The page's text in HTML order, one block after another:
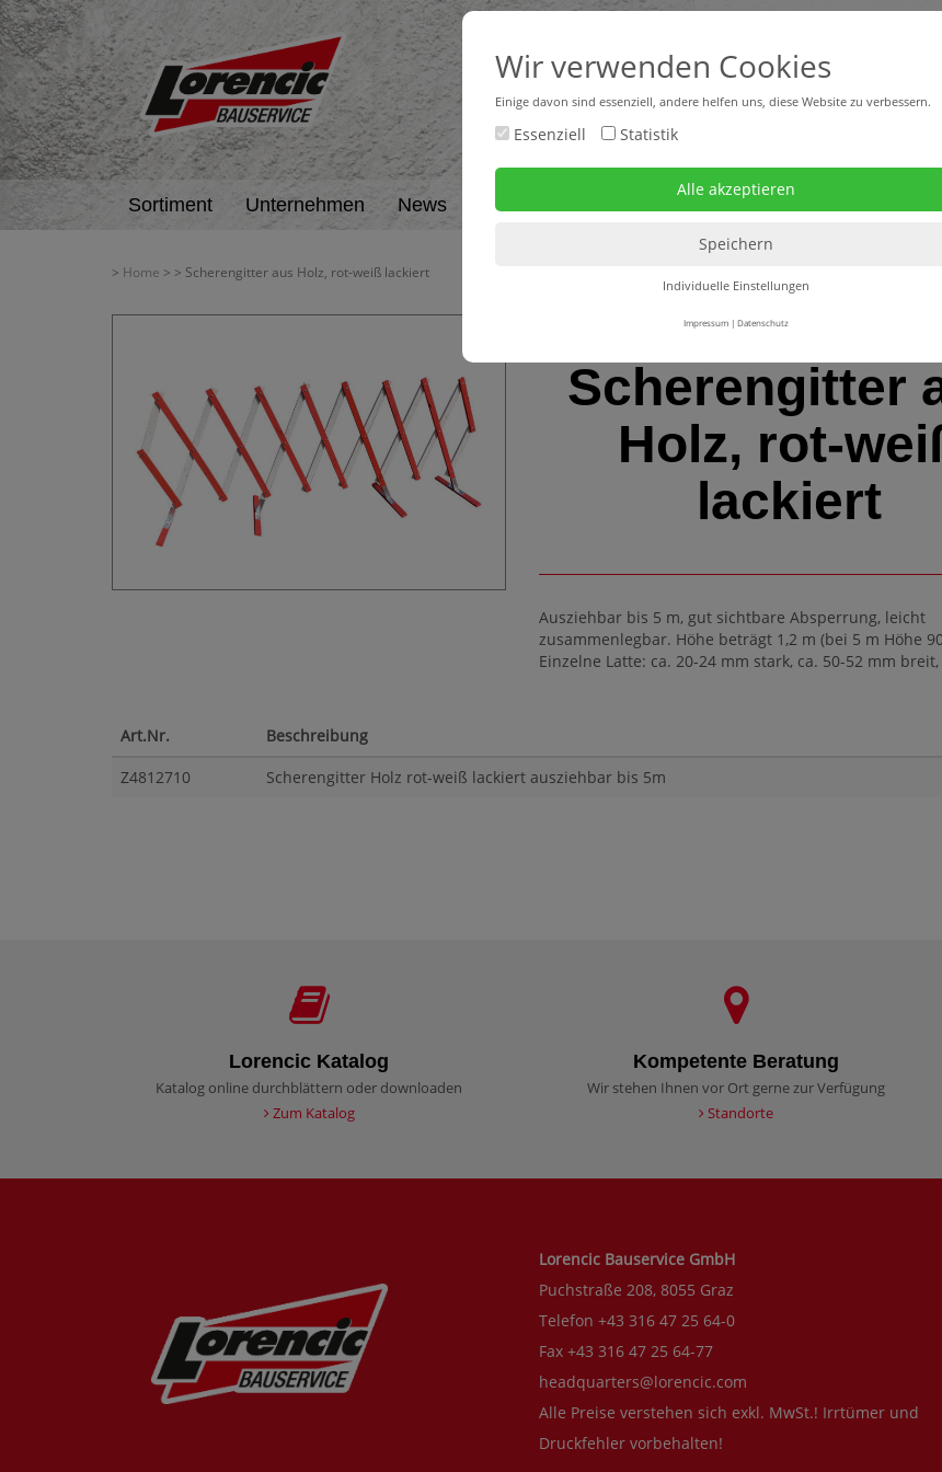
Sortiment Unternehmen News Abverkauf neu + gebraucht
> Home > > Scherengitter aus Holz, rot-weiß lackiert
Scherengitter
Holz, rot-
lackiert
Ausziehbar bis 5 m, gut sichtbare Absperrung, leicht
zusammenlegbar. Höhe beträgt 1,2 m (bei 5 m Höhe
Einzelne Latte: ca. 20-24 mm stark, ca. 50-52 mm breit,
Art.Nr. Beschreibung
Z4812710
Scherengitter Holz rot-weiß lackiert ausziehbar bis 5m
Lorencic Katalog
Katalog online durchblättern oder downloaden
Zum Katalog
Kompetente Beratung
Wir stehen Ihnen vor Ort gerne zur Verfügung
Standorte
Lorencic Bauservice GmbH
Puchstraße 208, 8055 Graz
Telefon +43 316 47 25 64-0
Fax +43 316 47 25 64-77
headquarters@lorencic.com
Alle Preise verstehen sich exkl. MwSt.! Irrtümer und
Druckfehler vorbehalten!
Wir verwenden Cookies
Einige davon sind essenziell, andere helfen uns, diese Website zu verbessern.
Essenziell Statistik
Individuelle Einstellungen
Impressum | Datenschutz